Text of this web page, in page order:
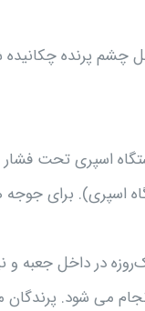
چشم پرنده
اسپری تحت فشار
اسپری). برای
0.2 تا 0.3 لیتر برای اسپری جوجه یک‌روزه در داخل
انجام می شود.